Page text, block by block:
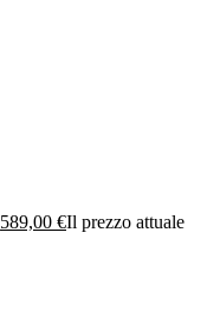
589,00 €Il prezzo attuale